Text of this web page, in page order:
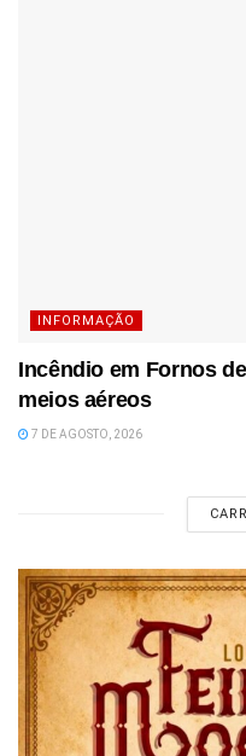
INFORMAÇÃO
Incêndio em Fornos
meios aéreos
7 DE AGOSTO, 2026